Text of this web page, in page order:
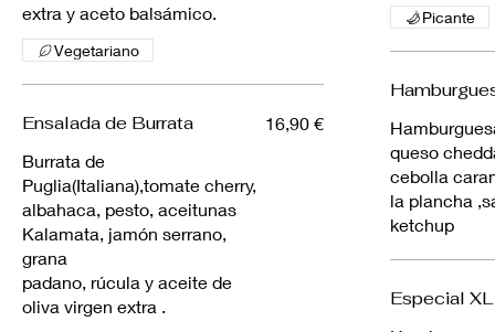
Vegetariano
Ensalada de Burrata
Burrata de
Puglia(Italiana),tomate cherry,
albahaca, pesto, aceitunas
Kalamata, jamón serrano,
grana
padano, rúcula y aceite de
oliva virgen extra .
16,90 €
Picante
queso
cebolla
la plancha
ketchup
Especial XL